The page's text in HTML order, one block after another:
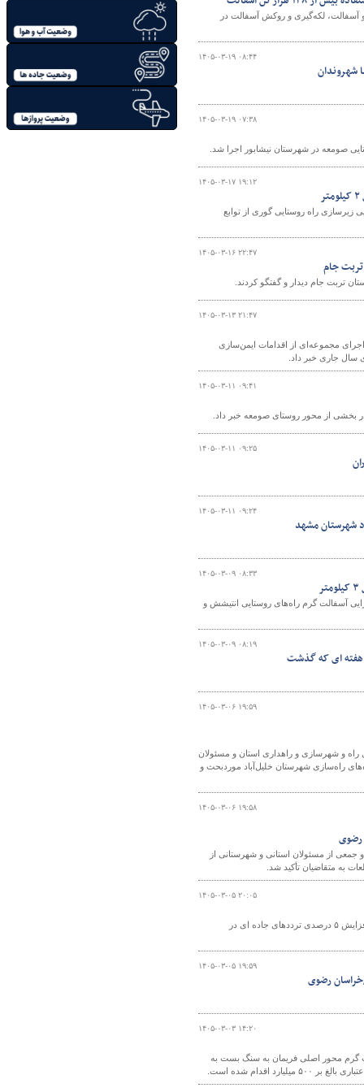
لکه‌گیری و روکش آسفالت در
۱۴۰۵-۰۳-۱۹ ۰۸:۴۴
شهروندان
۱۴۰۵-۰۳-۱۹ ۰۷:۳۸
صومعه در شهرستان نیشابور اجرا شد.
۱۴۰۵-۰۳-۱۷ ۱۹:۱۲
زیرسازی راه روستایی گوری از توابع
۱۴۰۵-۰۳-۱۶ ۲۲:۴۷
تربت جام
تربت جام دیدار و گفتگو کردند.
۱۴۰۵-۰۳-۱۳ ۲۱:۴۷
مجموعه‌ای از اقدامات ایمن‌سازی
۱۴۰۵-۰۳-۱۱ ۰۹:۴۱
بخشی از محور روستای صومعه خبر داد.
۱۴۰۵-۰۳-۱۱ ۰۹:۲۵
۱۴۰۵-۰۳-۱۱ ۰۹:۲۴
شهرستان مشهد
۱۴۰۵-۰۳-۰۹ ۰۸:۳۳
آسفالت گرم راه‌های روستایی انتیشش و
۱۴۰۵-۰۳-۰۹ ۰۸:۱۹
هفته ای که گذشت
۱۴۰۵-۰۳-۰۶ ۱۹:۵۹
و شهرسازی و راهداری استان و مسئولان
راه‌سازی شهرستان خلیل‌آباد موردبحث و
۱۴۰۵-۰۳-۰۶ ۱۹:۵۸
از مسئولان استانی و شهرستانی از
۱۴۰۵-۰۳-۰۵ ۲۰:۰۵
رئیس اداره مدیریت راه‌های اداره کل راهداری و حمل و نقل جاده ای خراسان رضوی از افزایش ۵ درصدی ترددهای جاده ای در
۱۴۰۵-۰۳-۰۵ ۱۹:۵۹
رضوی
۱۴۰۵-۰۳-۰۳ ۱۴:۲۰
گرم محور اصلی فریمان به سنگ بست به